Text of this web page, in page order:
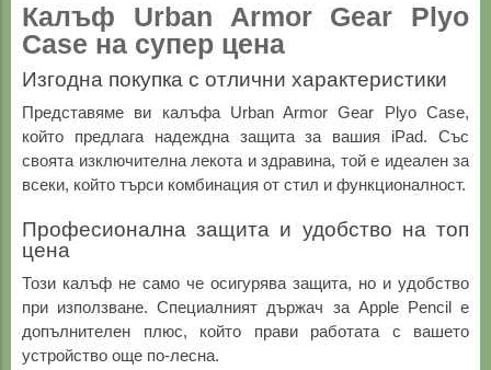
Калъф Urban Armor Gear Plyo
Case на супер цена
Изгодна покупка с отлични характеристики
Представяме ви калъфа Urban Armor Gear Plyo Case,
който предлага надеждна защита за вашия iPad. Със
своята изключителна лекота и здравина, той е идеален за
всеки, който търси комбинация от стил и функционалност.
Професионална защита и удобство на топ
цена
Този калъф не само че осигурява защита, но и удобство
при използване. Специалният държач за Apple Pencil е
допълнителен плюс, който прави работата с вашето
устройство още по-лесна.